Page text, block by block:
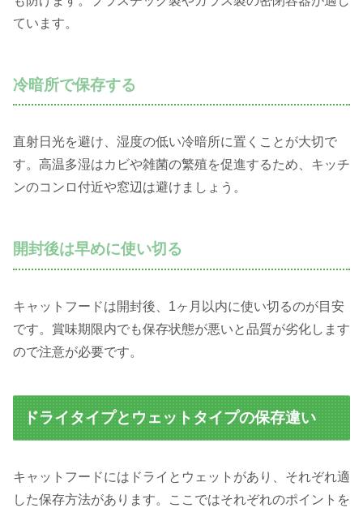
ています。
冷暗所で保存する
直射日光を避け、湿度の低い冷暗所に置くことが大切で
す。高温多湿はカビや雑菌の繁殖を促進するため、キッチ
ンのコンロ付近や窓辺は避けましょう。
開封後は早めに使い切る
キャットフードは開封後、1ヶ月以内に使い切るのが目安
です。賞味期限内でも保存状態が悪いと品質が劣化します
ので注意が必要です。
ドライタイプとウェットタイプの保存違い
キャットフードにはドライとウェットがあり、それぞれ適
した保存方法があります。ここではそれぞれのポイントを